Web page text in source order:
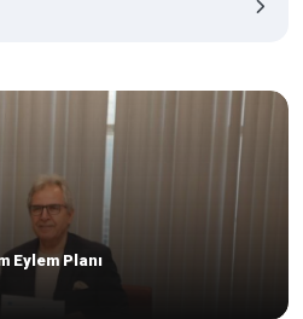
Eylem Planı